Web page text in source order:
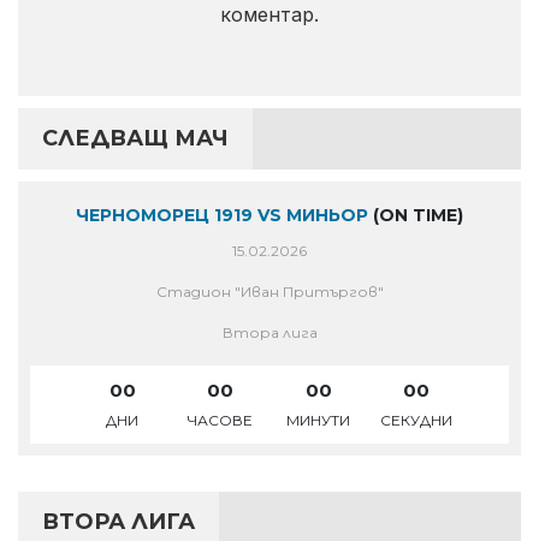
коментар.
СЛЕДВАЩ МАЧ
ЧЕРНОМОРЕЦ 1919 VS МИНЬОР (ON TIME)
15.02.2026
Стадион "Иван Притъргов"
Втора лига
00
ДНИ
00
ЧАСОВЕ
00
МИНУТИ
00
СЕКУДНИ
ВТОРА ЛИГА